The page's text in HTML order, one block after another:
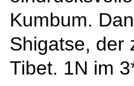
Kumbum.
Shigatse, der
Tibet. 1N im